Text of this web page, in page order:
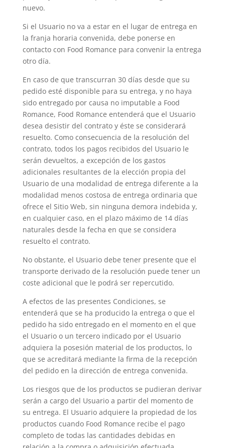
nuevo.
Si el Usuario no va a estar en el lugar de entrega en
la franja horaria convenida, debe ponerse en
contacto con Food Romance para convenir la entrega
otro día.
En caso de que transcurran 30 días desde que su
pedido esté disponible para su entrega, y no haya
sido entregado por causa no imputable a Food
Romance, Food Romance entenderá que el Usuario
desea desistir del contrato y éste se considerará
resuelto. Como consecuencia de la resolución del
contrato, todos los pagos recibidos del Usuario le
serán devueltos, a excepción de los gastos
adicionales resultantes de la elección propia del
Usuario de una modalidad de entrega diferente a la
modalidad menos costosa de entrega ordinaria que
ofrece el Sitio Web, sin ninguna demora indebida y,
en cualquier caso, en el plazo máximo de 14 días
naturales desde la fecha en que se considera
resuelto el contrato.
No obstante, el Usuario debe tener presente que el
transporte derivado de la resolución puede tener un
coste adicional que le podrá ser repercutido.
A efectos de las presentes Condiciones, se
entenderá que se ha producido la entrega o que el
pedido ha sido entregado en el momento en el que
el Usuario o un tercero indicado por el Usuario
adquiera la posesión material de los productos, lo
que se acreditará mediante la firma de la recepción
del pedido en la dirección de entrega convenida.
Los riesgos que de los productos se pudieran derivar
serán a cargo del Usuario a partir del momento de
su entrega. El Usuario adquiere la propiedad de los
productos cuando Food Romance recibe el pago
completo de todas las cantidades debidas en